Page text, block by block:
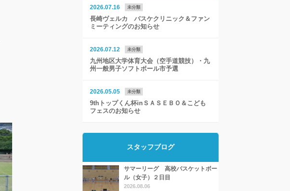
2026.07.16 未分類
長崎ヴェルカ バスケクリニック＆ファン
ミーティングのお知らせ
2026.07.12 未分類
九州地区大学体育大会（空手道競技）・九
州一般男子ソフトボール市予選
2026.05.05 未分類
9thトップくん杯inＳＡＳＥＢＯ＆こども
フェスのお知らせ
スタッフブログ
サマーリーグ 高校バスケットボー
ル（女子）２日目
2026.08.06